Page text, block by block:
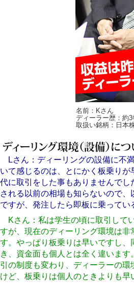
名前：Kさん
ディーラー歴：約3
取扱い銘柄：日本
Lさん：ディーリングの設備に不
いて感じるのは、とにかく板乗り
代に取引をした事もありませんでし
される以前の相場も知らないので
ですが、発注したら即板に乗ってい
Kさん：私は学生の頃に取引して
すが、現在のディーリング環境は非
す。やっぱり板乗りは早いですし、
き、資金面も個人とは全く違います
引の制度も変わり、ディーラーの環
けど、板乗りは個人のときよりも早